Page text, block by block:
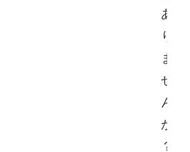
あ
り
ま
せ
ん
か